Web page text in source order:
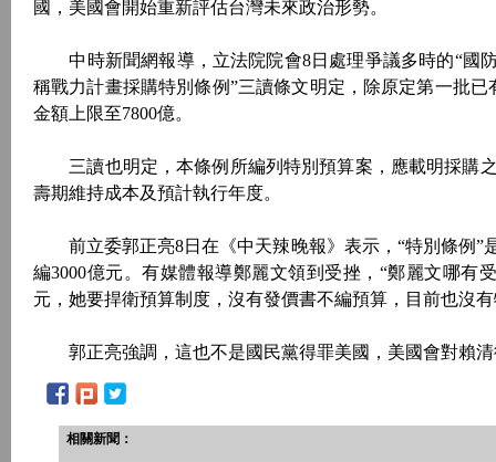
國，美國會開始重新評估台灣未來政治形勢。
中時新聞網報導，立法院院會8日處理爭議多時的“國
稱戰力計畫採購特別條例”三讀條文明定，除原定第一批
金額上限至7800億。
三讀也明定，本條例所編列特別預算案，應載明採購
壽期維持成本及預計執行年度。
前立委郭正亮8日在《中天辣晚報》表示，“特別條例”
編3000億元。有媒體報導鄭麗文領到受挫，“鄭麗文哪有
元，她要捍衛預算制度，沒有發價書不編預算，目前也沒
郭正亮強調，這也不是國民黨得罪美國，美國會對賴清
相關新聞：